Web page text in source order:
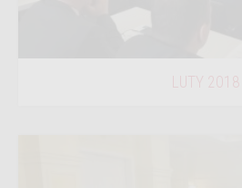
LUTY 2018